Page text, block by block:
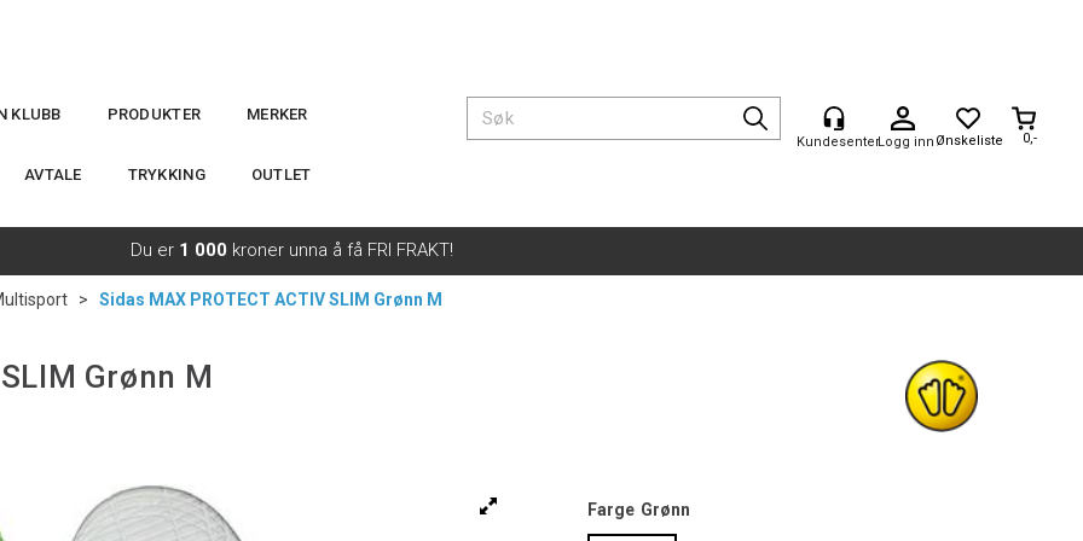
Logg inn 0,-
KLUBB PRODUKTER MERKER
AVTALE TRYKKING OUTLET
Du er 1 000 kroner unna å få FRI FRAKT!
> Sidas MAX PROTECT ACTIV SLIM Grønn M
Grønn M
Farge Grønn